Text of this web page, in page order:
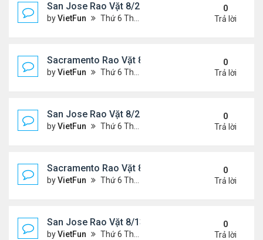
San Jose Rao Vặt 8/27/21- 9/3/21
byVietFun Thứ 6 Tháng 8 27, 2021 9:56 am
0
Trả lời
Sacramento Rao Vặt 8/27/21- 9/3/21
byVietFun Thứ 6 Tháng 8 27, 2021 9:50 am
0
Trả lời
San Jose Rao Vặt 8/20/21- 8/27/21
byVietFun Thứ 6 Tháng 8 20, 2021 2:15 pm
0
Trả lời
Sacramento Rao Vặt 8/20/21- 8/27/21
byVietFun Thứ 6 Tháng 8 20, 2021 2:08 pm
0
Trả lời
San Jose Rao Vặt 8/13/21- 8/20/21
byVietFun Thứ 6 Tháng 8 13, 2021 11:35 am
0
Trả lời